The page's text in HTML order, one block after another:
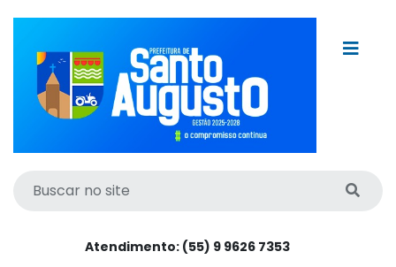
Atendimento: (55) 9 9626 7353